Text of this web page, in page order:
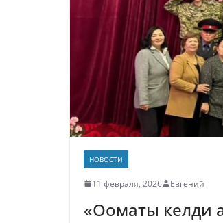
НОВОСТИ
11 февраля, 2026 Евгений
«Ооматы келди